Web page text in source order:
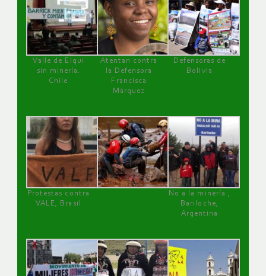
Valle de Elqui
sin minería.
Chile
Atentan contra
la Defensora
Francisca
Márquez
Defensoras de
Bolivia
Protestas contra
VALE, Brasil
No a la minería ,
Bariloche,
Argentina